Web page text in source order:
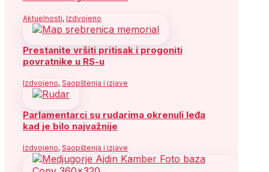
Aktuelnosti, Izdvojeno
Prestanite vršiti pritisak i progoniti
povratnike u RS-u
Izdvojeno, Saopštenja i izjave
Parlamentarci su rudarima okrenuli leđa
kad je bilo najvažnije
Izdvojeno, Saopštenja i izjave